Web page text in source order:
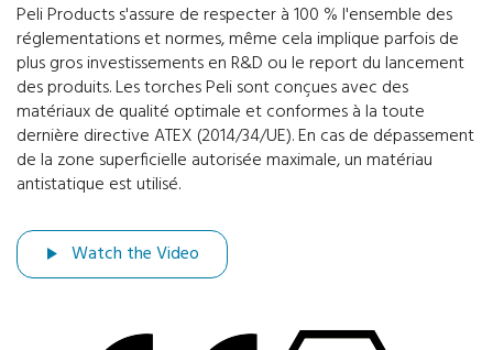
Peli Products s'assure de respecter à 100 % l'ensemble des
réglementations et normes, même cela implique parfois de
plus gros investissements en R&D ou le report du lancement
des produits. Les torches Peli sont conçues avec des
matériaux de qualité optimale et conformes à la toute
dernière directive ATEX (2014/34/UE). En cas de dépassement
de la zone superficielle autorisée maximale, un matériau
antistatique est utilisé.
Watch the Video